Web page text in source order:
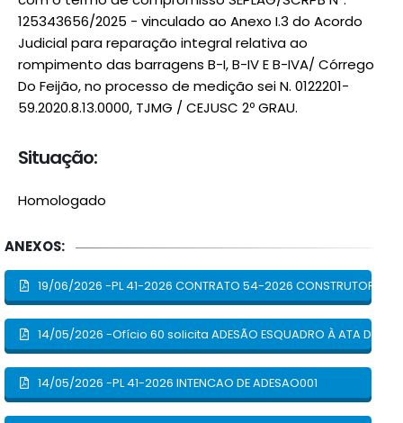
125343656/2025 - vinculado ao Anexo I.3 do Acordo
Judicial para reparação integral relativa ao
rompimento das barragens B-I, B-IV E B-IVA/ Córrego
Do Feijão, no processo de medição sei N. 0122201-
59.2020.8.13.0000, TJMG / CEJUSC 2º GRAU.
Situação:
Homologado
ANEXOS:
19/06/2026 -PL 41-2026 CONTRATO 54-2026 CONSTRUTORA
14/05/2026 -Ofício 60 solicita ADESÃO ESQUADRO À ATA DE
14/05/2026 -PL 41-2026 INTENCAO DE ADESAO001